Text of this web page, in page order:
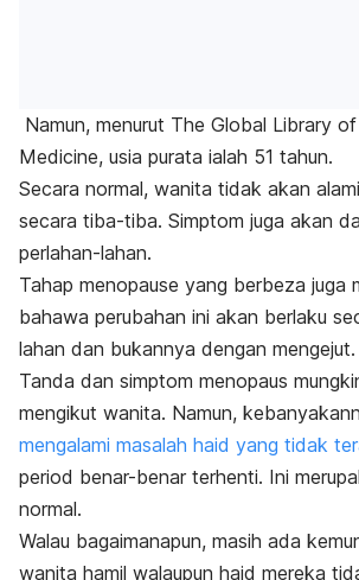
Namun, menurut The Global Library of
Medicine, usia purata ialah 51 tahun.
Secara normal, wanita tidak akan
secara tiba-tiba. Simptom juga akan
perlahan-lahan.
Tahap menopause yang berbeza juga
bahawa perubahan ini akan berlaku
lahan dan bukannya dengan mengejut.
Tanda dan simptom menopaus
mengikut wanita. Namun,
mengalami masalah haid yang tidak
period benar-benar terhenti. Ini
normal.
Walau bagaimanapun, masih ada
wanita hamil walaupun haid mereka